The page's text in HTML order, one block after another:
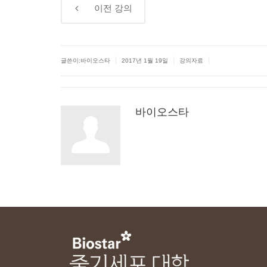
이전 강의
글쓴이:바이오스타 2017년 1월 19일 강의자료
바이오스타